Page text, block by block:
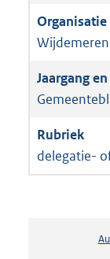
Wijdemeren
delegatie-